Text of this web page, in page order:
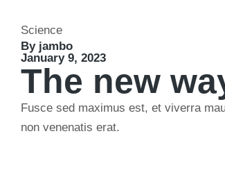
Science
By jambo
January 9, 2023
The new
Fusce sed maximus est, et viverra
non venenatis erat.